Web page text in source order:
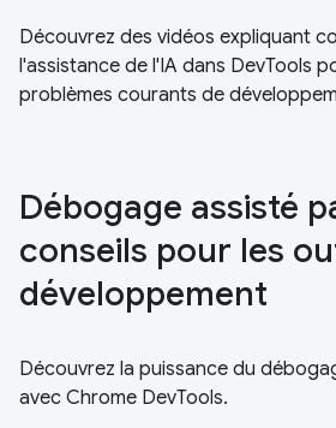
Découvrez des vidéos expliquant
l'assistance de l'IA dans DevTools
problèmes courants de
Débogage assisté
conseils pour les
développement
Découvrez la puissance du
avec Chrome DevTools.